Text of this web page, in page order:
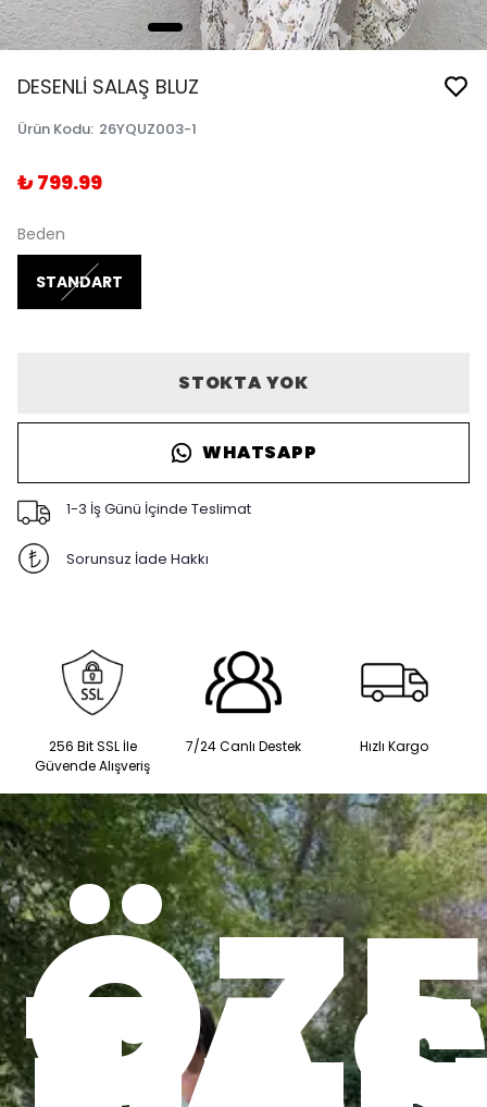
DESENLİ SALAŞ BLUZ
Ürün Kodu: 26YQUZ003-1
₺ 799.99
Beden
STANDART
STOKTA YOK
WHATSAPP
1-3 İş Günü İçinde Teslimat
Sorunsuz İade Hakkı
256 Bit SSL İle
Güvende Alışveriş
7/24 Canlı Destek Hızlı Kargo